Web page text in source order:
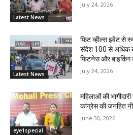
Latest News
July 24, 2026
Latest News
फिट व्हील्स इवेंट से
संदेश 100 से अधिक
फिटनेस और बाइकिंग
July 24, 2026
eye1special
महिलाओं की
कांग्रेस की जनहित
June 30, 2026